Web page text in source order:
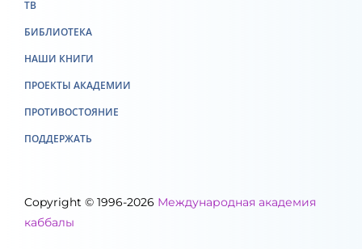
Copyright © 1996-2026 Международная академия
каббалы
ТВ
БИБЛИОТЕКА
НАШИ КНИГИ
ПРОЕКТЫ АКАДЕМИИ
ПРОТИВОСТОЯНИЕ
ПОДДЕРЖАТЬ